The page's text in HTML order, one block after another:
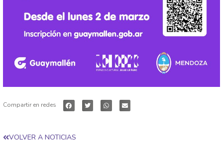
Compartir en redes
VOLVER A NOTICIAS